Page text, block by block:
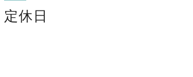
定休日